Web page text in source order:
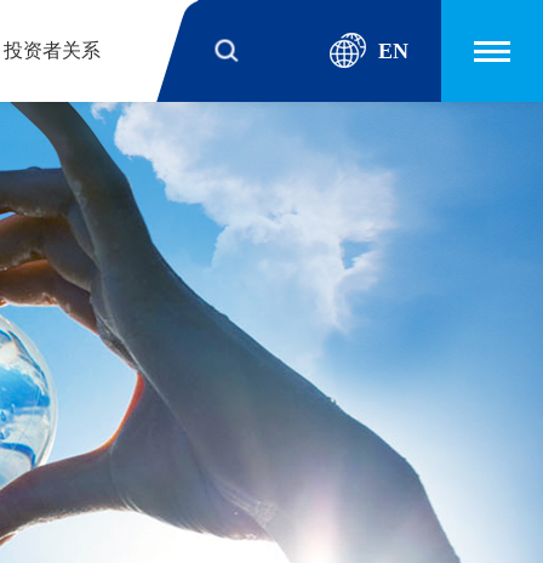
EN
投资者关系